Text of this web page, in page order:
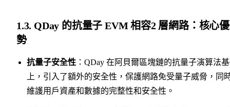
1.3. QDay 的抗量子 EVM 相容2 層網路：核心優
勢
抗量子安全性 ：QDay 在阿貝爾區塊鏈的抗量子演算法
上，引入了額外的安全性，保護網路免受量子威脅，同
維護用戶資產和數據的完整性和安全性。